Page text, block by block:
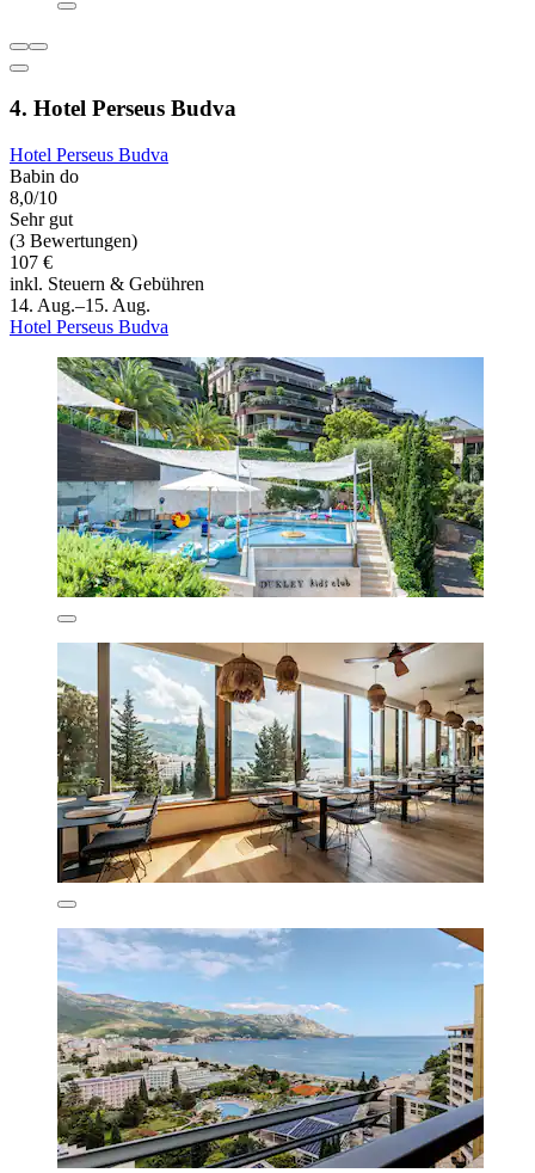
4. Hotel Perseus Budva
Hotel Perseus Budva
Babin do
8,0/10
Sehr gut
(3 Bewertungen)
107 €
inkl. Steuern & Gebühren
14. Aug.–15. Aug.
Hotel Perseus Budva